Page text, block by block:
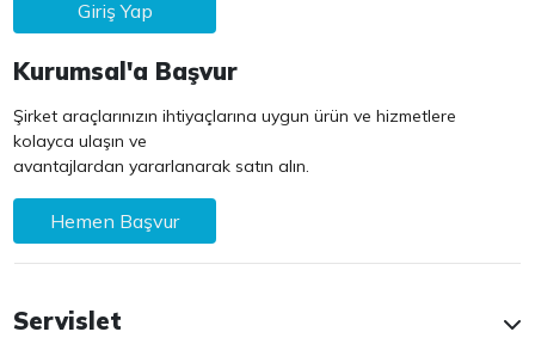
Giriş Yap
Kurumsal'a Başvur
Şirket araçlarınızın ihtiyaçlarına uygun ürün ve hizmetlere
kolayca ulaşın ve
avantajlardan yararlanarak satın alın.
Hemen Başvur
Servislet